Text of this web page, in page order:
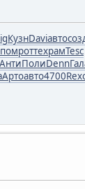
КузнDaviавто
помроттехрамTesc
АнтиПолиDenn
Артоавто4700